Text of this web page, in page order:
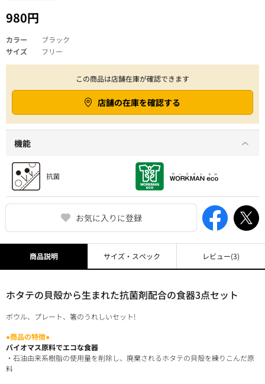
980円
お気に入りに登録
カラー
ブラック
サイズ
フリー
この商品は店舗在庫が確認できます
店舗の在庫を確認する
機能
商品説明
ホタテの貝殻から生まれた抗菌剤配合の食器3点セット
ボウル、プレート、箸のうれしいセット!
●商品の特徴●
バイオマス原料でエコな食器
・石油由来系樹脂の使用量を削除し、廃棄されるホタテの貝殻を練りこんだ原
料
サイズ・スペック レビュー(3)